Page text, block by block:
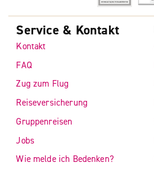
Service & Kontakt
Kontakt
FAQ
Zug zum Flug
Reiseversicherung
Gruppenreisen
Jobs
Wie melde ich Bedenken?